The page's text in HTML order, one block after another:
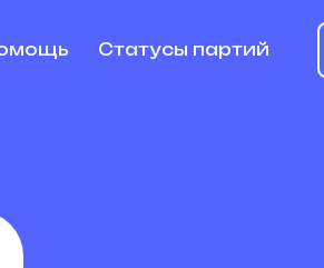
Статусы партий